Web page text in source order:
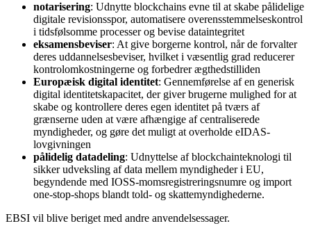
notarisering: Udnytte blockchains evne til at skabe pålidelige
digitale revisionsspor, automatisere overensstemmelseskontrol
i tidsfølsomme processer og bevise dataintegritet
eksamensbeviser: At give borgerne kontrol, når de forvalter
deres uddannelsesbeviser, hvilket i væsentlig grad reducerer
kontrolomkostningerne og forbedrer ægthedstilliden
Europæisk digital identitet: Gennemførelse af en generisk
digital identitetskapacitet, der giver brugerne mulighed for at
skabe og kontrollere deres egen identitet på tværs af
grænserne uden at være afhængige af centraliserede
myndigheder, og gøre det muligt at overholde eIDAS-
lovgivningen
pålidelig datadeling: Udnyttelse af blockchainteknologi til
sikker udveksling af data mellem myndigheder i EU,
begyndende med IOSS-momsregistreringsnumre og import
one-stop-shops blandt told- og skattemyndighederne.
EBSI vil blive beriget med andre anvendelsessager.